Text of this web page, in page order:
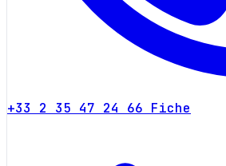
+33 2 35 47 24 66 Fiche